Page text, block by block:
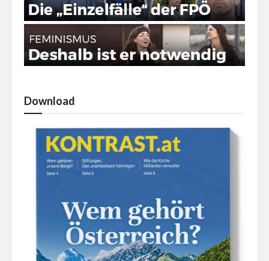
Download